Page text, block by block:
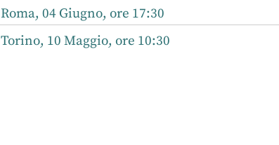
Roma, 04 Giugno, ore 17:30
Torino, 10 Maggio, ore 10:30